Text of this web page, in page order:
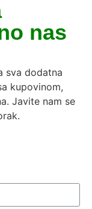
nas
sva dodatna
kupovinom,
Javite nam se